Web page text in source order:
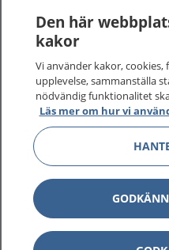
Kontakt
Behandling av
Hantering av kakor
Inställningar för kakor
1177 – en
Den här
kakor
Vi använder kakor,
upplevelse, sammanställa
nödvändig funktionalitet
Läs mer om hur vi